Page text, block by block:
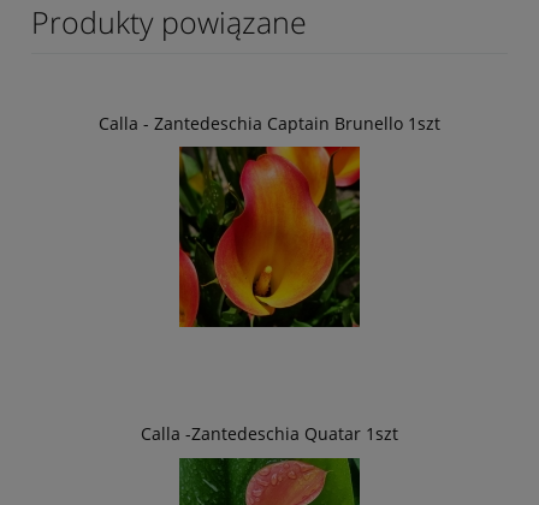
Produkty powiązane
Calla - Zantedeschia Captain Brunello 1szt
Calla -Zantedeschia Quatar 1szt